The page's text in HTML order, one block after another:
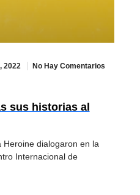
2022 No Hay Comentarios
sus historias al
dialogaron en la
Internacional de